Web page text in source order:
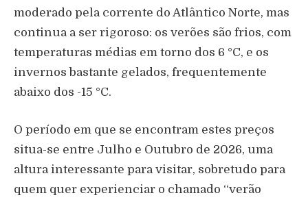
moderado pela corrente do Atlântico Norte, mas
continua a ser rigoroso: os verões são frios, com
temperaturas médias em torno dos 6 °C, e os
invernos bastante gelados, frequentemente
abaixo dos -15 °C.
O período em que se encontram estes preços
situa-se entre Julho e Outubro de 2026, uma
altura interessante para visitar, sobretudo para
quem quer experienciar o chamado “verão